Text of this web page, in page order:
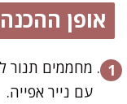
אופן ההכנה
עם נייר אפייה.